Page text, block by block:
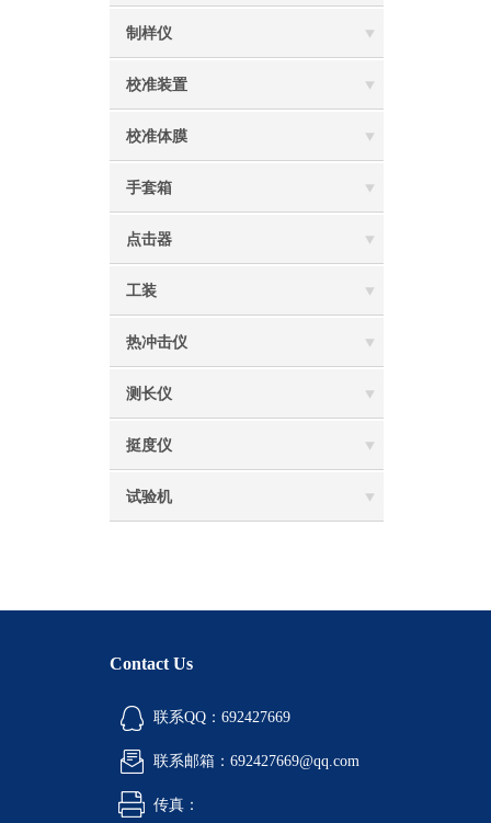
制样仪
校准装置
校准体膜
手套箱
点击器
工装
热冲击仪
测长仪
挺度仪
试验机‌
Contact Us
联系QQ：692427669
联系邮箱：692427669@qq.com
传真：